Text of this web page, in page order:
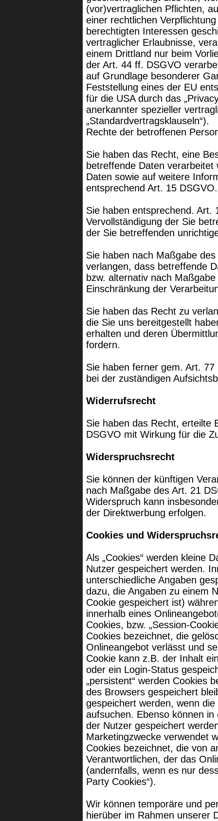
(vor)vertraglichen Pflichten,
einer rechtlichen
berechtigten Interessen
vertraglicher Erlaubnisse,
einem Drittland nur beim
der Art. 44 ff. DSGVO
auf Grundlage besonderer
Feststellung eines der EU
für die USA durch das
anerkannter spezieller
„Standardvertragsklauseln“).
Rechte der betroffenen
Sie haben das Recht, eine
betreffende Daten
Daten sowie auf weitere
entsprechend Art. 15 DSGVO.
Sie haben entsprechend. Art.
Vervollständigung der Sie
der Sie betreffenden
Sie haben nach Maßgabe
verlangen, dass betreffende
bzw. alternativ nach
Einschränkung der
Sie haben das Recht zu
die Sie uns bereitgestellt
erhalten und deren
fordern.
Sie haben ferner gem. Art.
bei der zuständigen
Widerrufsrecht
Sie haben das Recht, erteilte
DSGVO mit Wirkung für die
Widerspruchsrecht
Sie können der künftigen
nach Maßgabe des Art. 21
Widerspruch kann
der Direktwerbung erfolgen.
Cookies und
Als „Cookies“ werden kleine
Nutzer gespeichert werden.
unterschiedliche Angaben
dazu, die Angaben zu einem
Cookie gespeichert ist)
innerhalb eines
Cookies, bzw. „Session-
Cookies bezeichnet, die
Onlineangebot verlässt und
Cookie kann z.B. der Inhalt
oder ein Login-Status
„persistent“ werden Cookies
des Browsers gespeichert
gespeichert werden, wenn
aufsuchen. Ebenso können
der Nutzer gespeichert
Marketingzwecke verwendet
Cookies bezeichnet, die von
Verantwortlichen, der das
(andernfalls, wenn es nur
Party Cookies“).
Wir können temporäre und
hierüber im Rahmen unserer